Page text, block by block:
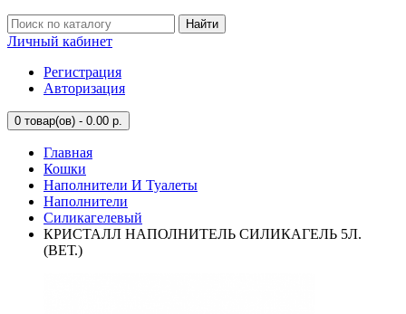
Найти
Личный кабинет
Регистрация
Авторизация
0 товар(ов) - 0.00 р.
Главная
Кошки
Наполнители И Туалеты
Наполнители
Силикагелевый
КРИСТАЛЛ НАПОЛНИТЕЛЬ СИЛИКАГЕЛЬ 5Л.
(ВЕТ.)